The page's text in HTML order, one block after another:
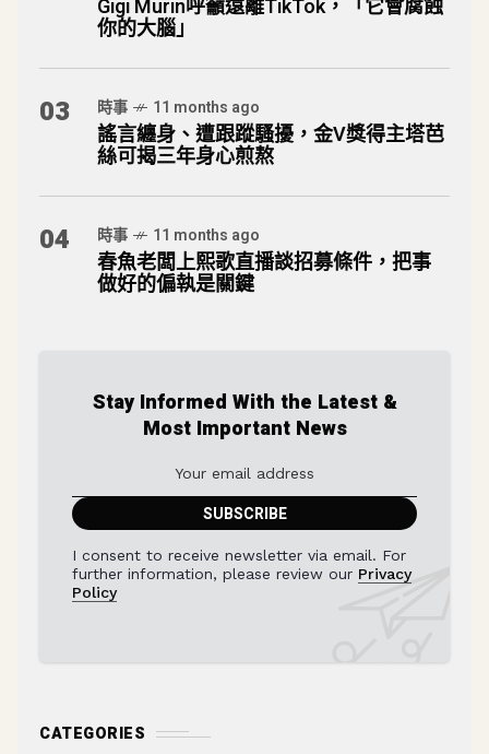
Gigi Murin呼籲遠離TikTok，「它會腐蝕
你的大腦」
03 時事 11 months ago
謠言纏身、遭跟蹤騷擾，金V獎得主塔芭
絲可揭三年身心煎熬
04 時事 11 months ago
春魚老闆上熙歌直播談招募條件，把事
做好的偏執是關鍵
Stay Informed With the Latest &
Most Important News
I consent to receive newsletter via email. For
further information, please review our Privacy
Policy
CATEGORIES